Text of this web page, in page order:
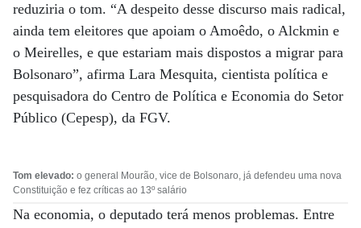
reduziria o tom. “A despeito desse discurso mais radical,
ainda tem eleitores que apoiam o Amoêdo, o Alckmin e
o Meirelles, e que estariam mais dispostos a migrar para
Bolsonaro”, afirma Lara Mesquita, cientista política e
pesquisadora do Centro de Política e Economia do Setor
Público (Cepesp), da FGV.
Tom elevado: o general Mourão, vice de Bolsonaro, já defendeu uma nova
Constituição e fez críticas ao 13º salário
Na economia, o deputado terá menos problemas. Entre